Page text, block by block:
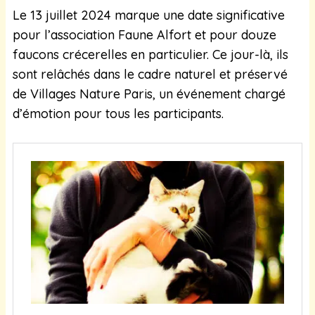
Le 13 juillet 2024 marque une date significative
pour l’association Faune Alfort et pour douze
faucons crécerelles en particulier. Ce jour-là, ils
sont relâchés dans le cadre naturel et préservé
de Villages Nature Paris, un événement chargé
d’émotion pour tous les participants.